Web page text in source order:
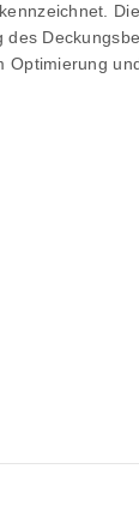
Optimierung